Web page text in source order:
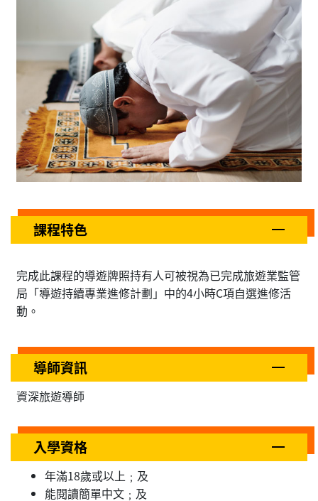
課程特色
完成此課程的導遊牌照持有人可被視為已完成旅遊業監管
局「導遊持續專業進修計劃」中的4小時C項自選進修活
動。
導師資訊
資深旅遊導師
入學資格
年滿18歲或以上﹔及
能閱讀簡單中文﹔及